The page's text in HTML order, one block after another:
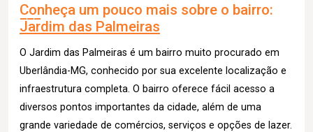
Conheça um pouco mais sobre o bairro:
Jardim das Palmeiras
O Jardim das Palmeiras é um bairro muito procurado em
Uberlândia-MG, conhecido por sua excelente localização e
infraestrutura completa. O bairro oferece fácil acesso a
diversos pontos importantes da cidade, além de uma
grande variedade de comércios, serviços e opções de lazer.